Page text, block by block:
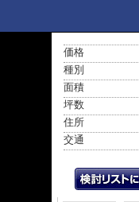
価格
種別
面積
坪数
住所
交通